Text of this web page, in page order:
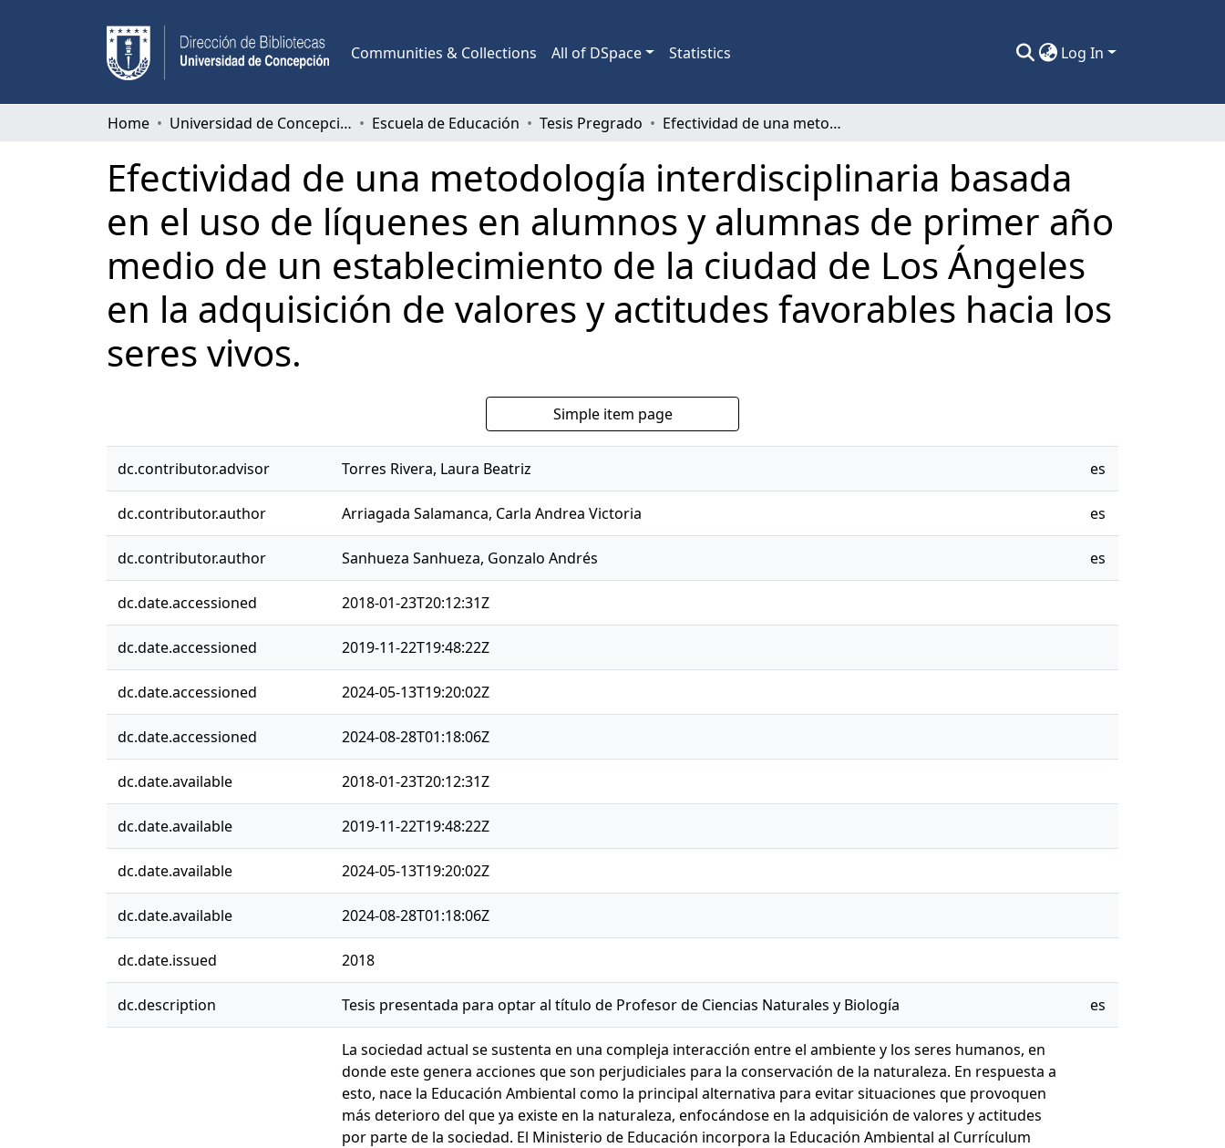
Communities & Collections All of DSpace Statistics Log In
Home Universidad de Concepción Escuela de Educación Tesis Pregrado Efectividad de una metodología interdisciplinaria basada en el uso de líquenes en alumnos y alumnas de primer año medio de un establecimiento de la ciudad de Los Ángeles en la adquisición de valores y actitudes favorables hacia los seres vivos.
Efectividad de una metodología interdisciplinaria basada
en el uso de líquenes en alumnos y alumnas de primer año
medio de un establecimiento de la ciudad de Los Ángeles
en la adquisición de valores y actitudes favorables hacia los
seres vivos.
Simple item page
dc.contributor.advisor Torres Rivera, Laura Beatriz es
dc.contributor.author Arriagada Salamanca, Carla Andrea Victoria es
dc.contributor.author Sanhueza Sanhueza, Gonzalo Andrés es
dc.date.accessioned 2018-01-23T20:12:31Z
dc.date.accessioned 2019-11-22T19:48:22Z
dc.date.accessioned 2024-05-13T19:20:02Z
dc.date.accessioned 2024-08-28T01:18:06Z
dc.date.available 2018-01-23T20:12:31Z
dc.date.available 2019-11-22T19:48:22Z
dc.date.available 2024-05-13T19:20:02Z
dc.date.available 2024-08-28T01:18:06Z
dc.date.issued 2018
dc.description Tesis presentada para optar al título de Profesor de Ciencias Naturales y Biología es
La sociedad actual se sustenta en una compleja interacción entre el ambiente y los seres humanos, en
donde este genera acciones que son perjudiciales para la conservación de la naturaleza. En respuesta a
esto, nace la Educación Ambiental como la principal alternativa para evitar situaciones que provoquen
más deterioro del que ya existe en la naturaleza, enfocándose en la adquisición de valores y actitudes
por parte de la sociedad. El Ministerio de Educación incorpora la Educación Ambiental al Currículum